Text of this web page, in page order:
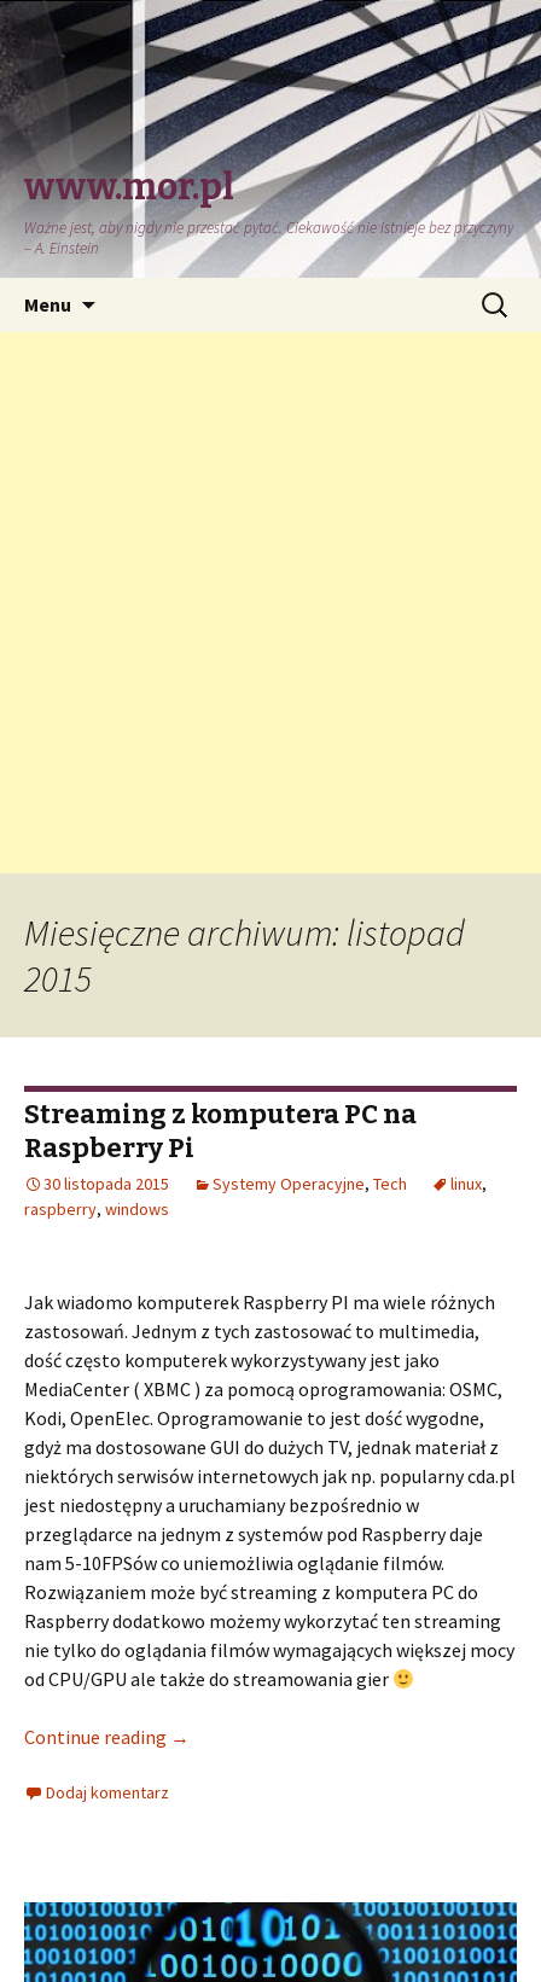
www.mor.pl
Ważne jest, aby nigdy nie przestać pytać. Ciekawość nie istnieje bez przyczyny
– A. Einstein
Menu Szukaj:
Miesięczne archiwum: listopad
2015
Streaming z komputera PC na
Raspberry Pi
30 listopada 2015 Systemy Operacyjne, Tech linux,
raspberry, windows
Jak wiadomo komputerek Raspberry PI ma wiele różnych
zastosowań. Jednym z tych zastosować to multimedia,
dość często komputerek wykorzystywany jest jako
MediaCenter ( XBMC ) za pomocą oprogramowania: OSMC,
Kodi, OpenElec. Oprogramowanie to jest dość wygodne,
gdyż ma dostosowane GUI do dużych TV, jednak materiał z
niektórych serwisów internetowych jak np. popularny cda.pl
jest niedostępny a uruchamiany bezpośrednio w
przeglądarce na jednym z systemów pod Raspberry daje
nam 5-10FPSów co uniemożliwia oglądanie filmów.
Rozwiązaniem może być streaming z komputera PC do
Raspberry dodatkowo możemy wykorzytać ten streaming
nie tylko do oglądania filmów wymagających większej mocy
od CPU/GPU ale także do streamowania gier
Continue reading →
Dodaj komentarz